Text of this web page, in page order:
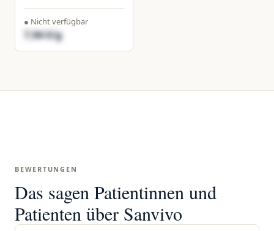
● Nicht verfügbar
7,94 €/g
BEWERTUNGEN
Das sagen Patientinnen und
Patienten über Sanvivo